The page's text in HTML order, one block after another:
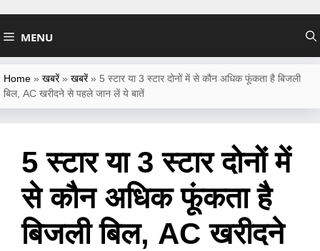
content
MENU
Home » खबरें» खबरें» 5 स्टार या 3 स्टार दोनों में से कौन अधिक फूंकता है बिजली
बिल, AC खरीदने से पहले जान लें ये बातें
5 स्टार या 3 स्टार दोनों में
से कौन अधिक फूंकता है
बिजली बिल, AC खरीदने